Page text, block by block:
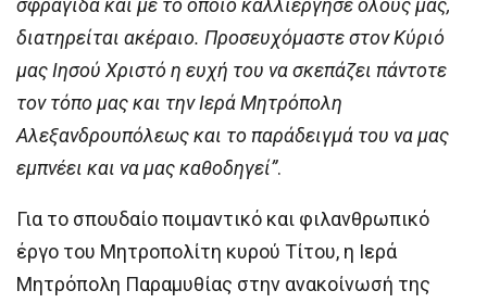
σφραγίδα και με το οποίο καλλιέργησε όλους μας,
διατηρείται ακέραιο. Προσευχόμαστε στον Κύριό
μας Ιησού Χριστό η ευχή του να σκεπάζει πάντοτε
τον τόπο μας και την Ιερά Μητρόπολη
Αλεξανδρουπόλεως και το παράδειγμά του να μας
εμπνέει και να μας καθοδηγεί”.
Για το σπουδαίο ποιμαντικό και φιλανθρωπικό
έργο του Μητροπολίτη κυρού Τίτου, η Ιερά
Μητρόπολη Παραμυθίας στην ανακοίνωσή της